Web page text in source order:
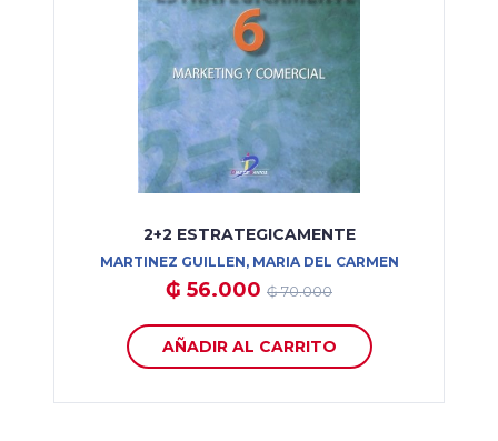
2+2 ESTRATEGICAMENTE
MARTINEZ GUILLEN, MARIA DEL CARMEN
₲ 56.000 ₲ 70.000
AÑADIR AL CARRITO